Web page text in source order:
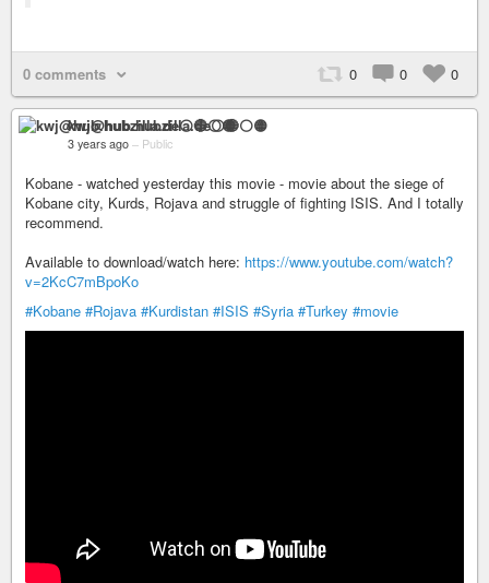
0 comments 0 0 0
kwj@hub.hubzilla.de⚪🔵⚪🟡
3 years ago – Public
Kobane - watched yesterday this movie - movie about the siege of
Kobane city, Kurds, Rojava and struggle of fighting ISIS. And I totally
recommend.
Available to download/watch here: https://www.youtube.com/watch?
v=2KcC7mBpoKo
#Kobane #Rojava #Kurdistan #ISIS #Syria #Turkey #movie